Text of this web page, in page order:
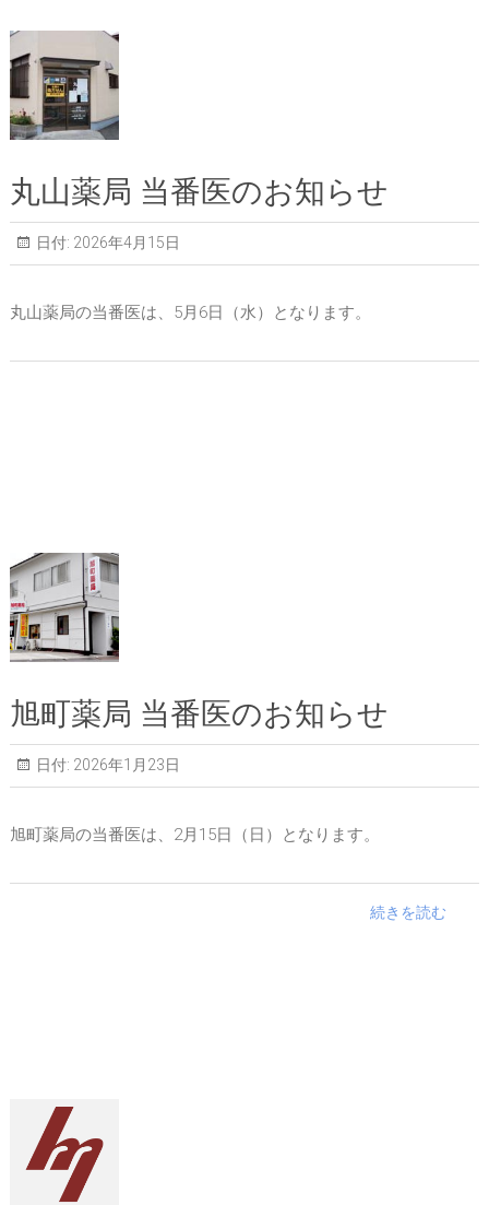
丸山薬局 当番医のお知らせ
日付: 2026年4月15日
丸山薬局の当番医は、5月6日（水）となります。
旭町薬局 当番医のお知らせ
日付: 2026年1月23日
旭町薬局の当番医は、2月15日（日）となります。
続きを読む